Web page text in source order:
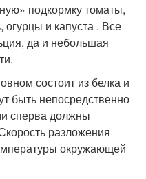
подкормку томаты,
и капуста . Все
да и небольшая
состоит из белка и
быть непосредственно
сперва должны
разложения
окружающей